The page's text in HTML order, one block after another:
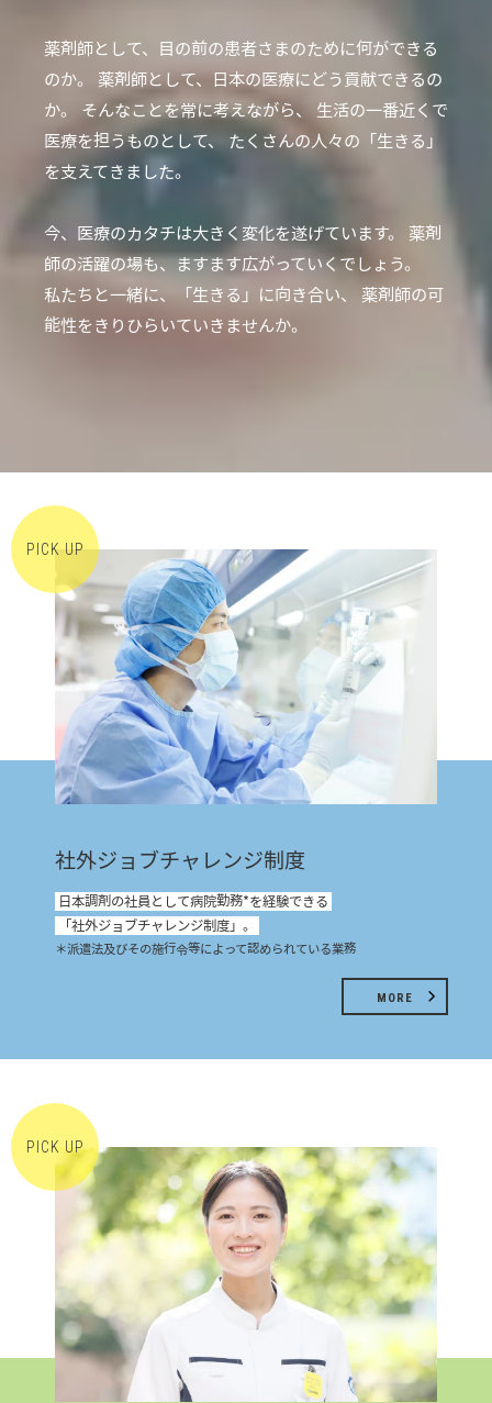
薬剤師として、目の前の患者さまのために何ができる
のか。
薬剤師として、日本の医療にどう貢献できるの
か。
そんなことを常に考えながら、
生活の一番近くで
医療を担うものとして、
たくさんの人々の「生きる」
を支えてきました。
今、医療のカタチは大きく変化を遂げています。
薬剤
師の活躍の場も、ますます広がっていくでしょう。
私たちと一緒に、「生きる」に向き合い、
薬剤師の可
能性をきりひらいていきませんか。
社外ジョブチャレンジ制度
日本調剤の社員として病院勤務*を経験できる
「社外ジョブチャレンジ制度」。
＊派遣法及びその施行令等によって認められている業務
MORE